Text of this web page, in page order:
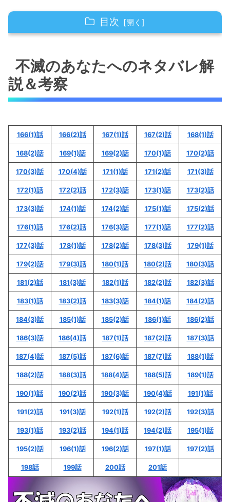
目次
不滅のあなたへの168(2)話のネタバレ最新話！
フード男の正体は？
不滅のあなたへの168(2)話のネタバレ最新話！
不滅のあなたへの168(2)話のネタバレ最新話！
敵の正体は？
不滅のあなたへの168(2)話のネタバレ最新話！
フード男達の正体は「不滅」！？
「不滅のあなたへの168(2)話のネタバレ最新
話！エコが登場？」まとめ
不滅のあなたへのネタバレ解説＆考察
不滅のあなたへのネタバレ解
説＆考察
166(1)話 166(2)話 167(1)話 167(2)話 168(1)話
168(2)話 169(1)話 169(2)話 170(1)話 170(2)話
170(3)話 170(4)話 171(1)話 171(2)話 171(3)話
172(1)話 172(2)話 172(3)話 173(1)話 173(2)話
173(3)話 174(1)話 174(2)話 175(1)話 175(2)話
176(1)話 176(2)話 176(3)話 177(1)話 177(2)話
177(3)話 178(1)話 178(2)話 178(3)話 179(1)話
179(2)話 179(3)話 180(1)話 180(2)話 180(3)話
181(2)話 181(3)話 182(1)話 182(2)話 182(3)話
183(1)話 183(2)話 183(3)話 184(1)話 184(2)話
184(3)話 185(1)話 185(2)話 186(1)話 186(2)話
186(3)話 186(4)話 187(1)話 187(2)話 187(3)話
187(4)話 187(5)話 187(6)話 187(7)話 188(1)話
188(2)話 188(3)話 188(4)話 188(5)話 189(1)話
190(1)話 190(2)話 190(3)話 190(4)話 191(1)話
191(2)話 191(3)話 192(1)話 192(2)話 192(3)話
193(1)話 193(2)話 194(1)話 194(2)話 195(1)話
195(2)話 196(1)話 196(2)話 197(1)話 197(2)話
198話 199話 200話 201話